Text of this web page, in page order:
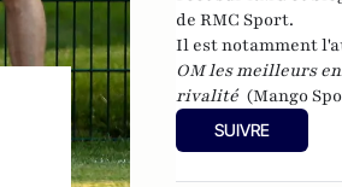
de RMC Sport.
Il est notamment
OM les meilleurs
rivalité(Mango
SUIVRE